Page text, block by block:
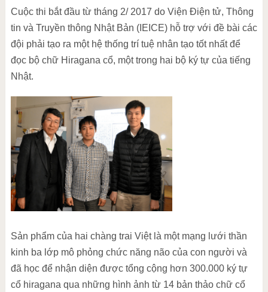
Cuộc thi bắt đầu từ tháng 2/ 2017 do Viện Điện tử, Thông
tin và Truyền thông Nhật Bản (IEICE) hỗ trợ với đề bài các
đội phải tạo ra một hệ thống trí tuệ nhân tạo tốt nhất để
đọc bộ chữ Hiragana cổ, một trong hai bộ ký tự của tiếng
Nhật.
Sản phẩm của hai chàng trai Việt là một mạng lưới thần
kinh ba lớp mô phỏng chức năng não của con người và
đã học để nhận diện được tổng cộng hơn 300.000 ký tự
cổ hiragana qua những hình ảnh từ 14 bản thảo chữ cổ